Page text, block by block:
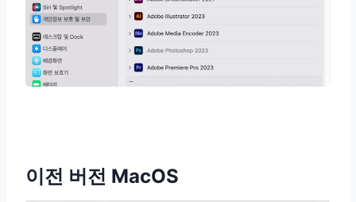
이전 버전 MacOS